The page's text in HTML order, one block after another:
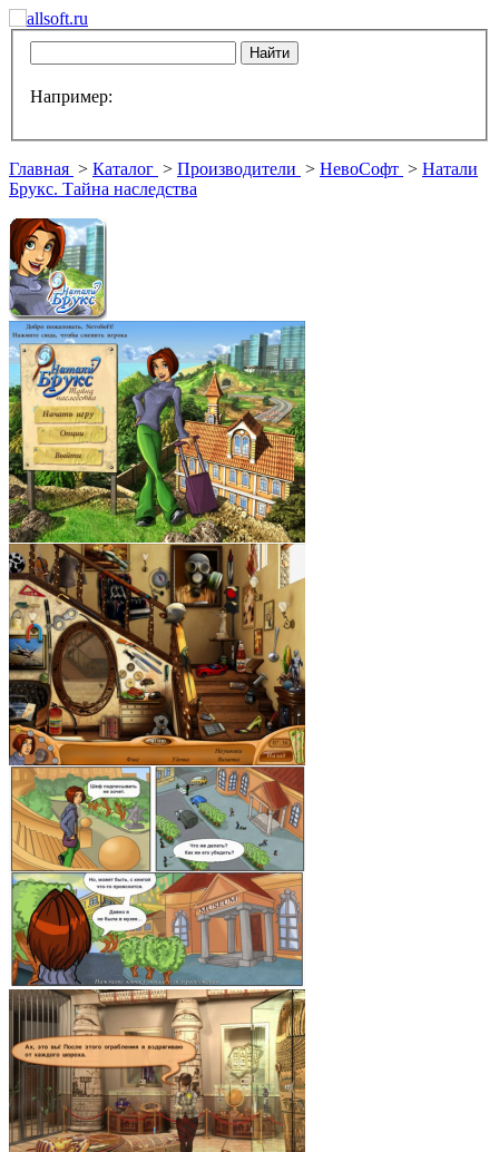
Например:
Главная > Каталог > Производители > НевоСофт > Натали
Брукс. Тайна наследства